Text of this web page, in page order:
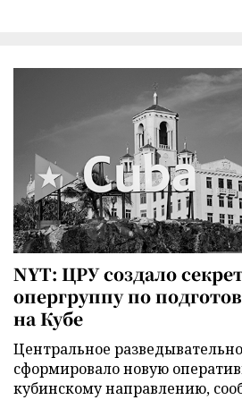
NYT: ЦРУ создало
опергруппу по
на Кубе
Центральное
сформировало новую
кубинскому направлению,